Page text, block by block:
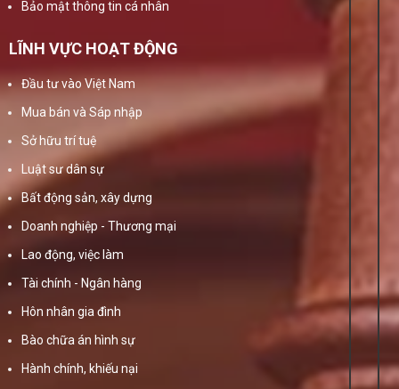
Bảo mật thông tin cá nhân
LĨNH VỰC HOẠT ĐỘNG
Đầu tư vào Việt Nam
Mua bán và Sáp nhập
Sở hữu trí tuệ
Luật sư dân sự
Bất động sản, xây dựng
Doanh nghiệp - Thương mại
Lao động, việc làm
Tài chính - Ngân hàng
Hôn nhân gia đình
Bào chữa án hình sự
Hành chính, khiếu nại